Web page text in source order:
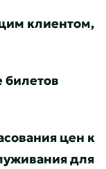
клиентом,
билетов
цен к
для